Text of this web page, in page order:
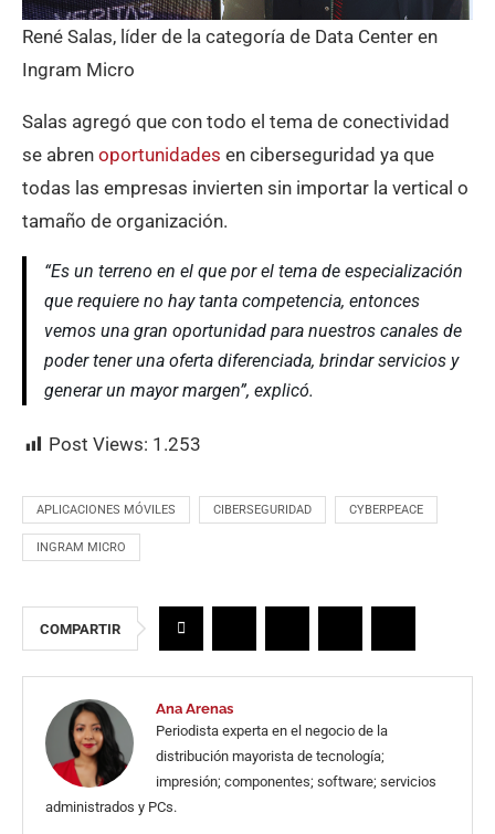
René Salas, líder de la categoría de Data Center en
Ingram Micro
Salas agregó que con todo el tema de conectividad
se abren oportunidades en ciberseguridad ya que
todas las empresas invierten sin importar la vertical o
tamaño de organización.
“Es un terreno en el que por el tema de especialización
que requiere no hay tanta competencia, entonces
vemos una gran oportunidad para nuestros canales de
poder tener una oferta diferenciada, brindar servicios y
generar un mayor margen”, explicó.
Post Views: 1.253
APLICACIONES MÓVILES CIBERSEGURIDAD CYBERPEACE
INGRAM MICRO
COMPARTIR
Ana Arenas
Periodista experta en el negocio de la
distribución mayorista de tecnología;
impresión; componentes; software; servicios
administrados y PCs.